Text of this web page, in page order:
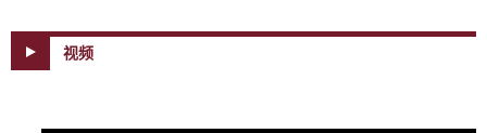
视频